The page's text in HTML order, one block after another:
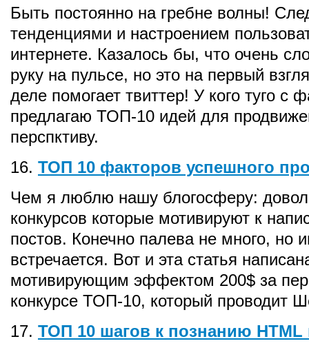
Быть постоянно на гребне волны!
тенденциями и настроением
интернете. Казалось бы, что очень
руку на пульсе, но это на первый
деле помогает твиттер! У кого туго с
предлагаю ТОП-10 идей для
перспктиву.
16. ТОП 10 факторов успешного
Чем я люблю нашу блогосферу:
конкурсов которые мотивируют к
постов. Конечно палева не много, но
встречается. Вот и эта статья
мотивирующим эффектом 200$ за
конкурсе ТОП-10, который проводит
17. ТОП 10 шагов к познанию HTML